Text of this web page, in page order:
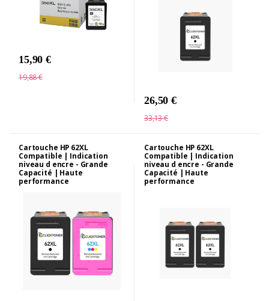
15,90 €
19,88 €
26,50 €
33,13 €
Cartouche HP 62XL
Compatible | Indication
niveau d encre - Grande
Capacité | Haute
performance
Cartouche HP 62XL
Compatible | Indication
niveau d encre - Grande
Capacité | Haute
performance